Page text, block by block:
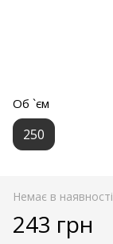
Об `єм
250
Немає в наявності
243 грн